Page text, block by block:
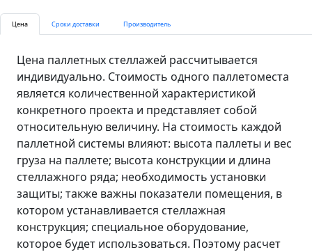
Цена Сроки доставки Производитель
Цена паллетных стеллажей рассчитывается
индивидуально. Стоимость одного паллетоместа
является количественной характеристикой
конкретного проекта и представляет собой
относительную величину. На стоимость каждой
паллетной системы влияют: высота паллеты и вес
груза на паллете; высота конструкции и длина
стеллажного ряда; необходимость установки
защиты; также важны показатели помещения, в
котором устанавливается стеллажная
конструкция; специальное оборудование,
которое будет использоваться. Поэтому расчет